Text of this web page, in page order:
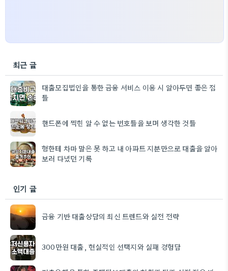
최근 글
대출모집법인을 통한 금융 서비스 이용 시 알아두면 좋은 점
들
핸드폰에 찍힌 알 수 없는 번호들을 보며 생각한 것들
형한테 차마 말은 못 하고 내 아파트 지분만으로 대출을 알아
보러 다녔던 기록
인기 글
금융 기반 대출상담의 최신 트렌드와 실전 전략
300만원 대출, 현실적인 선택지와 실패 경험담